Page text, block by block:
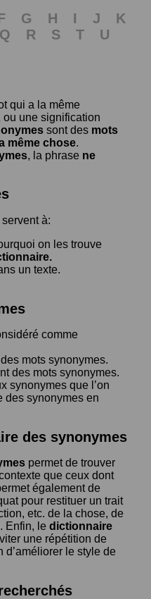
G H I J
K
Q R S T
U
qui a la même
une signification
sont des mots
même chose.
, la phrase ne
servent à:
on les trouve
un texte.
comme
mots synonymes.
des mots synonymes.
synonymes que l’on
des synonymes en
des synonymes
permet de trouver
que ceux dont
également de
pour restituer un trait
etc. de la chose, de
Enfin, le dictionnaire
une répétition de
d’améliorer le style de